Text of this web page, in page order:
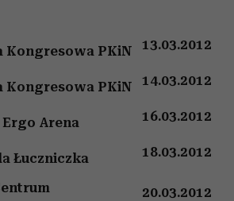
Kongresowa PKiN 13.03.2012
Kongresowa PKiN 14.03.2012
Arena 16.03.2012
Łuczniczka 18.03.2012
20.03.2012